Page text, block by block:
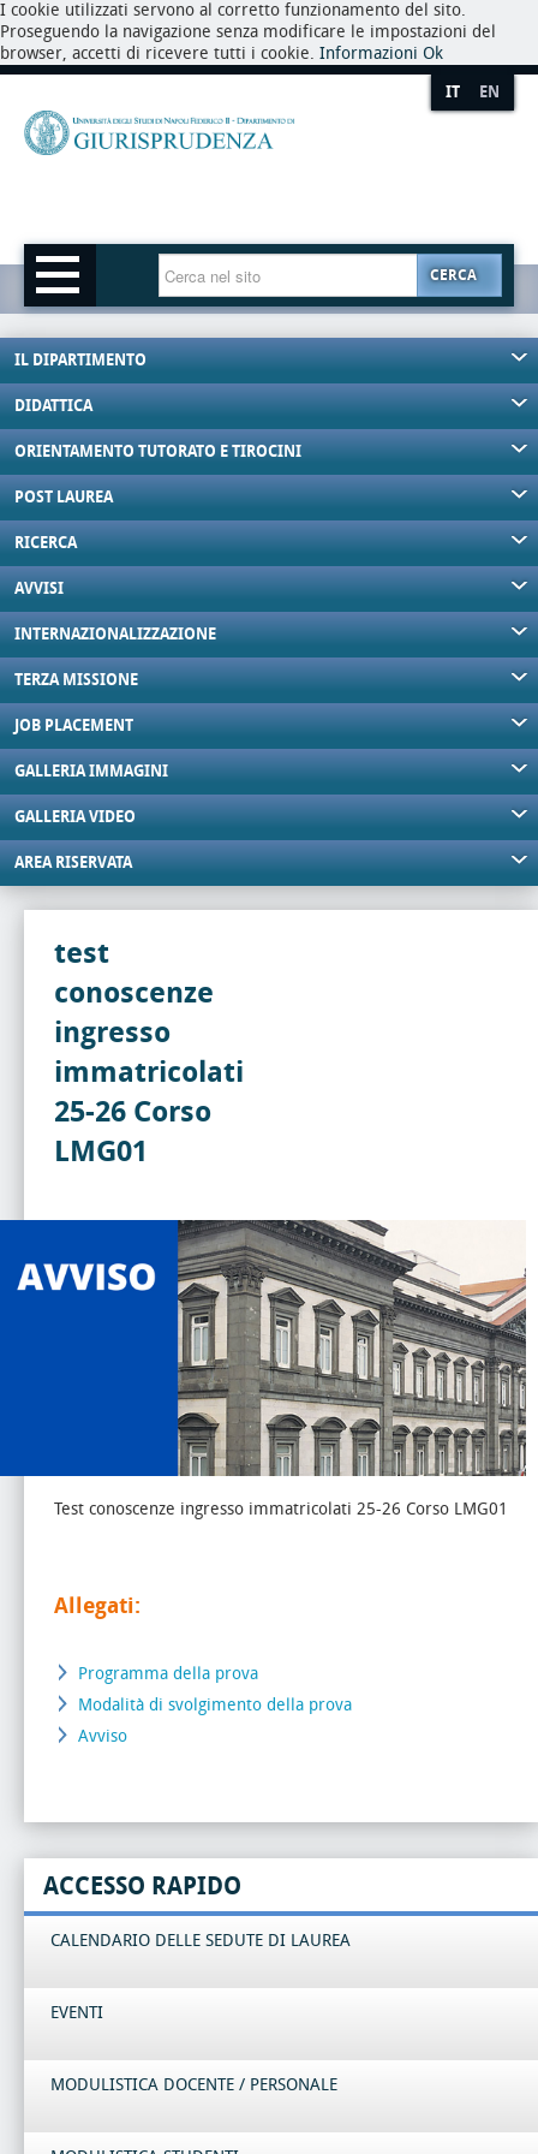
I cookie utilizzati servono al corretto funzionamento del sito.
Proseguendo la navigazione senza modificare le impostazioni del
browser, accetti di ricevere tutti i cookie. Informazioni Ok
IT EN
CERCA
IL DIPARTIMENTO
DIDATTICA
ORIENTAMENTO TUTORATO E TIROCINI
POST LAUREA
RICERCA
AVVISI
INTERNAZIONALIZZAZIONE
TERZA MISSIONE
JOB PLACEMENT
GALLERIA IMMAGINI
GALLERIA VIDEO
AREA RISERVATA
test
conoscenze
ingresso
immatricolati
25-26 Corso
LMG01
Test conoscenze ingresso immatricolati 25-26 Corso LMG01
Allegati:
Programma della prova
Modalità di svolgimento della prova
Avviso
ACCESSO RAPIDO
CALENDARIO DELLE SEDUTE DI LAUREA
EVENTI
MODULISTICA DOCENTE / PERSONALE